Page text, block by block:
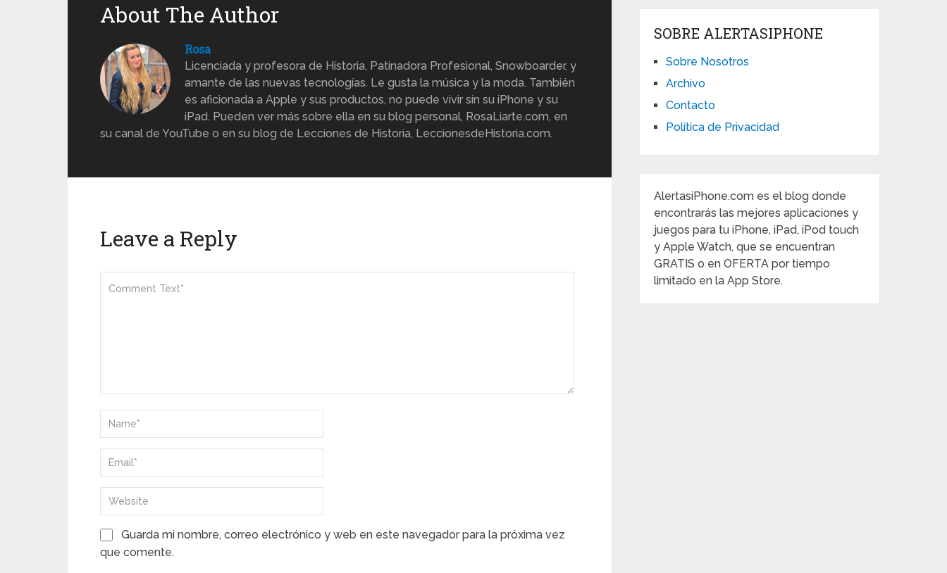
About The Author
Rosa
Licenciada y profesora de Historia, Patinadora Profesional, Snowboarder, y
amante de las nuevas tecnologías. Le gusta la música y la moda. También
es aficionada a Apple y sus productos, no puede vivir sin su iPhone y su
iPad. Pueden ver más sobre ella en su blog personal, RosaLiarte.com, en
su canal de YouTube o en su blog de Lecciones de Historia, LeccionesdeHistoria.com.
Leave a Reply
Guarda mi nombre, correo electrónico y web en este navegador para la próxima vez
que comente.
SOBRE ALERTASIPHONE
Sobre Nosotros
Archivo
Contacto
Política de Privacidad
AlertasiPhone.com es el blog donde
encontrarás las mejores aplicaciones y
juegos para tu iPhone, iPad, iPod touch
y Apple Watch, que se encuentran
GRATIS o en OFERTA por tiempo
limitado en la App Store.